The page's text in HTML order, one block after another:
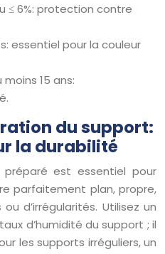
≤ 6%: protection contre
essentiel pour la couleur
15 ans:
du support:
la durabilité
est essentiel pour
parfaitement plan, propre,
d’irrégularités. Utilisez un
d’humidité du support ; il
les supports irréguliers, un